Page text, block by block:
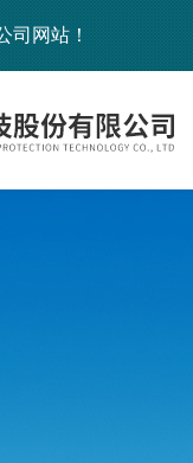
司网站！